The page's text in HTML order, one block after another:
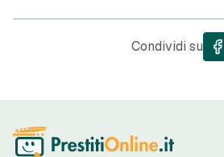
Condividi su